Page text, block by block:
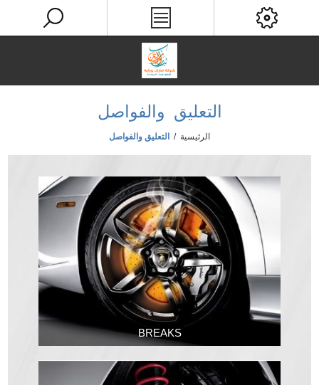
التعليق والفواصل
الرئيسية / التعليق والفواصل
BREAKS